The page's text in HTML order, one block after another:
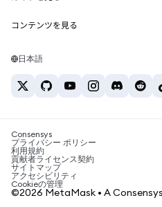
Web3サービス
セキュリティ
サポート
キャリア
お問い合わせ
Tetherの価格
ETH→USD
USDT→INR
BTC→INR
ETH→USDT
ETHの購入
USDTの購入
SHIBの購入
BNBの購入
コンテンツを見る
Solanaウォレット
税制関連ニュース
暗号資産の購入方法は？
ビットコインを売るには？
日本語
Consensys
プライバシー ポリシー
利用規約
貢献者ライセンス契約
サイトマップ
アクセシビリティ
Cookieの管理
©2026 MetaMask • A